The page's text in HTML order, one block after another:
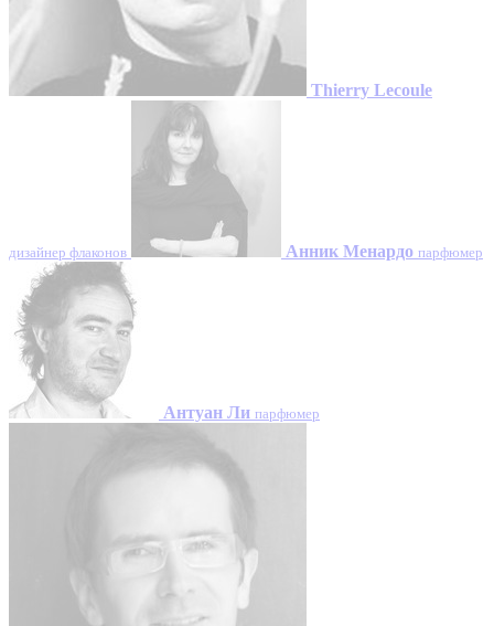
Thierry Lecoule
дизайнер флаконов Анник Менардо парфюмер
Антуан Ли парфюмер